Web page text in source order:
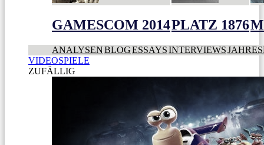
GAMESCOM 2014PLATZ 1876
ANALYSENBLOGESSAYSINTERVIEWS
VIDEOSPIELE
ZUFÄLLIG